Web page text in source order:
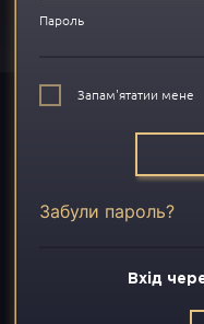
Контакти
Пароль
Запам'ятатии мене
Забули пароль?
Вхід